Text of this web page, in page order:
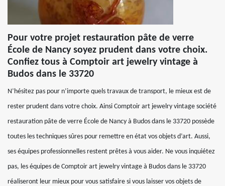
Pour votre projet restauration pâte de verre
École de Nancy soyez prudent dans votre choix.
Confiez tous à Comptoir art jewelry vintage à
Budos dans le 33720
N’hésitez pas pour n’importe quels travaux de transport, le mieux est de
rester prudent dans votre choix. Ainsi Comptoir art jewelry vintage société
restauration pâte de verre École de Nancy à Budos dans le 33720 possède
toutes les techniques sûres pour remettre en état vos objets d’art. Aussi,
ses équipes professionnelles restent prêtes à vous aider. Ne vous inquiétez
pas, les équipes de Comptoir art jewelry vintage à Budos dans le 33720
réaliseront leur mieux pour vous satisfaire si vous laisser vos objets de